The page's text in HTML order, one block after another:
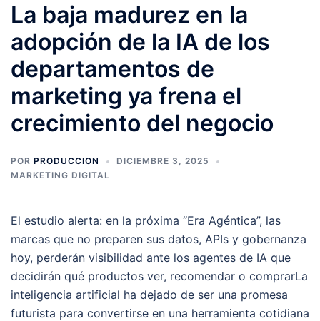
La baja madurez en la
adopción de la IA de los
departamentos de
marketing ya frena el
crecimiento del negocio
POR PRODUCCION
DICIEMBRE 3, 2025
MARKETING DIGITAL
El estudio alerta: en la próxima “Era Agéntica”, las
marcas que no preparen sus datos, APIs y gobernanza
hoy, perderán visibilidad ante los agentes de IA que
decidirán qué productos ver, recomendar o comprarLa
inteligencia artificial ha dejado de ser una promesa
futurista para convertirse en una herramienta cotidiana